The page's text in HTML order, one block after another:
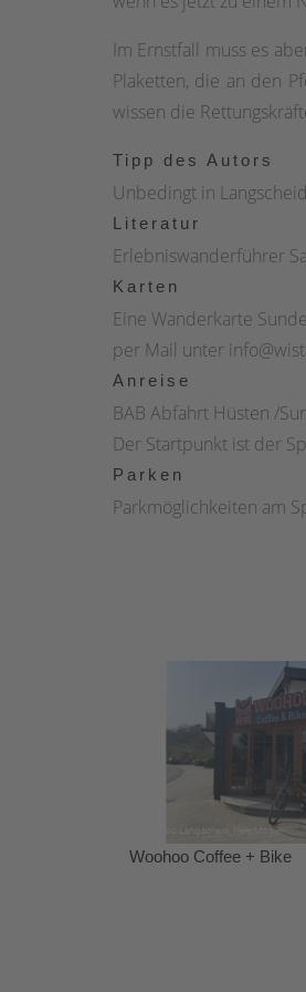
Im Ernstfall muss es
Plaketten, die an den
wissen die
Tipp des Autors
Unbedingt in
Literatur
Erlebniswanderführer
Karten
Eine Wanderkarte
per Mail unter
Anreise
BAB Abfahrt Hüsten /
Der Startpunkt ist der
Parken
Parkmöglichkeiten am
Woohoo Coffee + Bike